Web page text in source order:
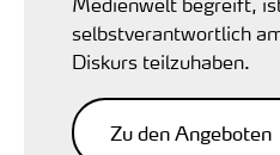
selbstverantwortlich
Diskurs teilzuhaben.
Zu den Angeboten